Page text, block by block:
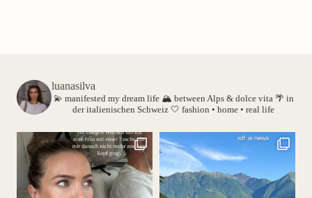
luanasilva
💫 manifested my dream life 🏔️ between Alps & dolce vita 🌴 in
der italienischen Schweiz 🤍 fashion • home • real life